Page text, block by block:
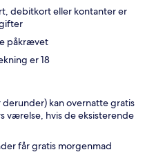
debitkort eller kontanter er
påkrævet
er 18
derunder) kan overnatte gratis
værelse, hvis de eksisterende
får gratis morgenmad